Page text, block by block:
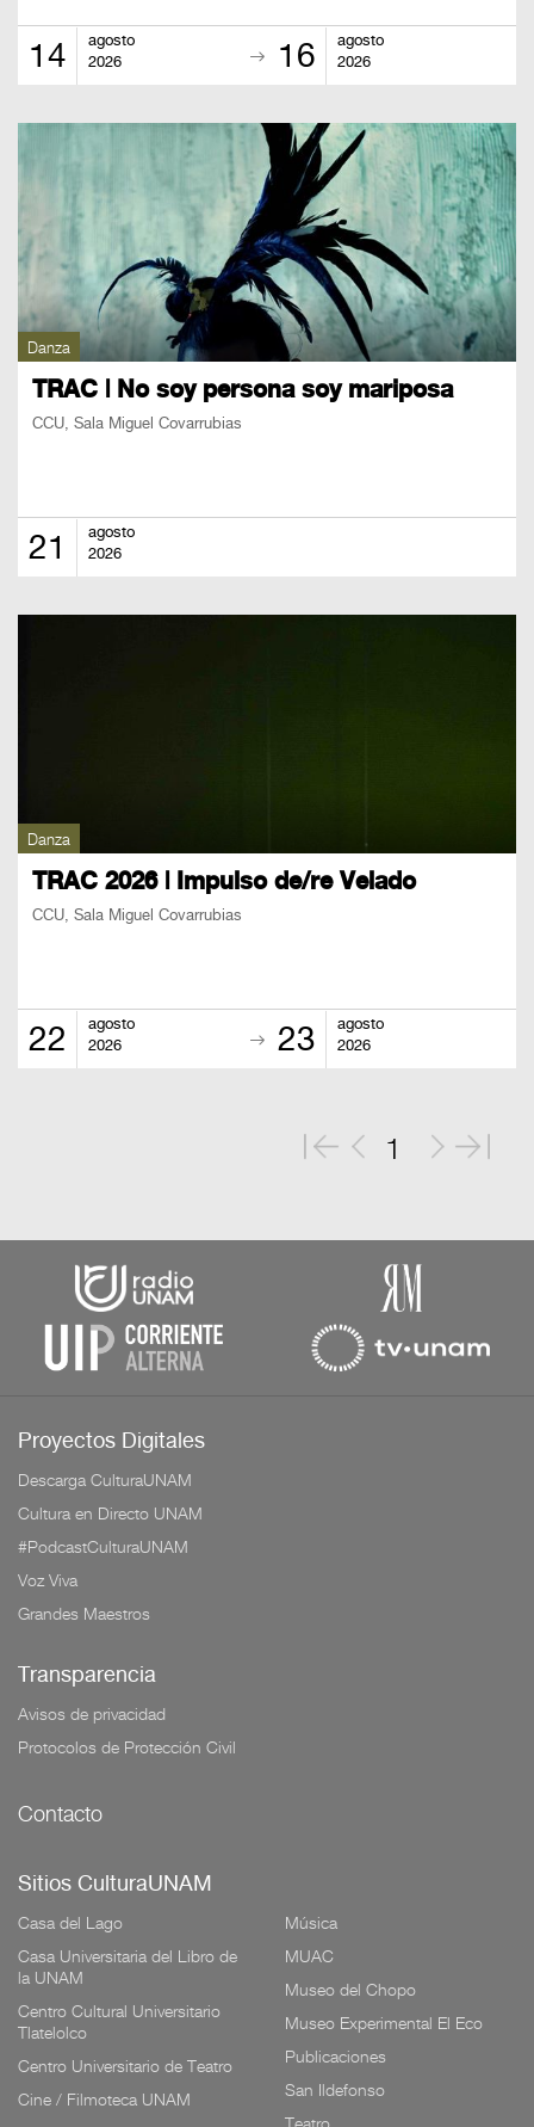
14
agosto
2026
16
agosto
2026
Danza
TRAC | No soy persona soy mariposa
CCU, Sala Miguel Covarrubias
21
agosto
2026
Danza
TRAC 2026 | Impulso de/re Velado
CCU, Sala Miguel Covarrubias
22
agosto
2026
23
agosto
2026
1
Proyectos Digitales
Descarga CulturaUNAM
Cultura en Directo UNAM
#PodcastCulturaUNAM
Voz Viva
Grandes Maestros
Transparencia
Avisos de privacidad
Protocolos de Protección Civil
Contacto
Sitios CulturaUNAM
Casa del Lago
Casa Universitaria del Libro de
la UNAM
Centro Cultural Universitario
Tlatelolco
Centro Universitario de Teatro
Cine / Filmoteca UNAM
Música
MUAC
Museo del Chopo
Museo Experimental El Eco
Publicaciones
San Ildefonso